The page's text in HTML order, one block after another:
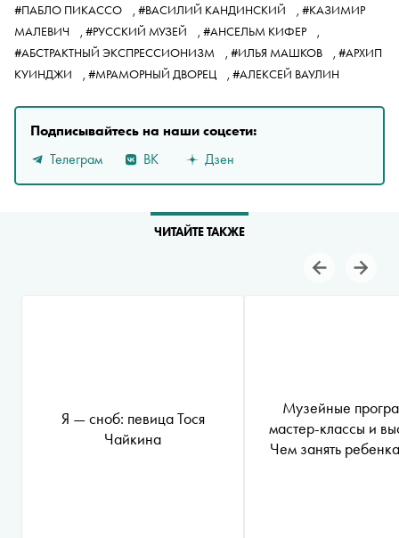
#ПАБЛО ПИКАССО
, #ВАСИЛИЙ КАНДИНСКИЙ , #КАЗИМИР
МАЛЕВИЧ
, #РУССКИЙ МУЗЕЙ , #АНСЕЛЬМ КИФЕР
,
#АБСТРАКТНЫЙ ЭКСПРЕССИОНИЗМ
, #ИЛЬЯ МАШКОВ , #АРХИП
КУИНДЖИ
, #МРАМОРНЫЙ ДВОРЕЦ , #АЛЕКСЕЙ ВАУЛИН
Подписывайтесь на наши соцсети:
Телеграм
ВК Дзен
ЧИТАЙТЕ ТАКЖЕ
Я — сноб: певица Тося
Чайкина
Музейные
мастер-классы и
Чем занять